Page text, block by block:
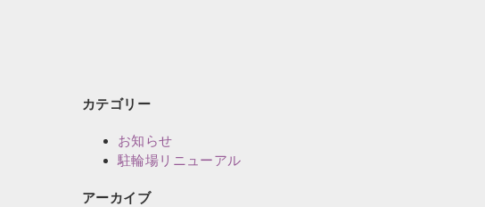
カテゴリー
お知らせ
駐輪場リニューアル
アーカイブ